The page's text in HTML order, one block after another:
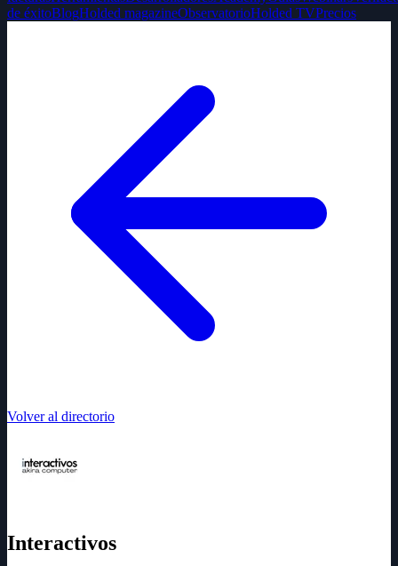
de éxitoBlogHolded magazineObservatorioHolded TVPrecios
Volver al directorio
Interactivos